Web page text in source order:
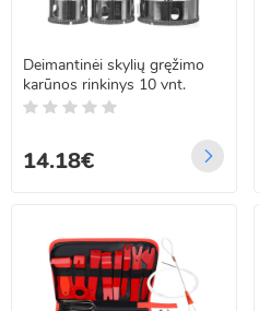
Deimantinėi skylių gręžimo
karūnos rinkinys 10 vnt.
14.18€